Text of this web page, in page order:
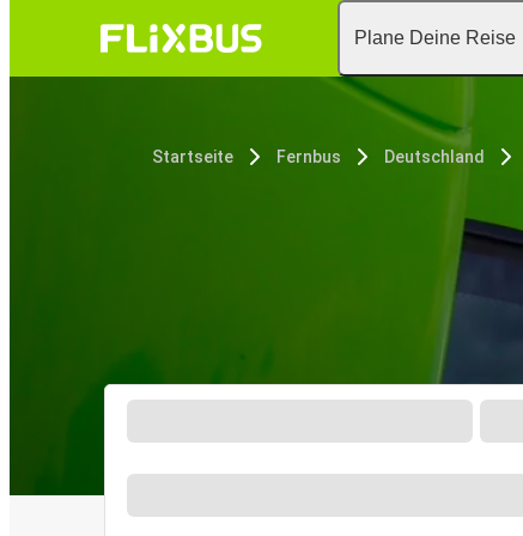
Plane Deine Reise
Startseite Fernbus Deutschland